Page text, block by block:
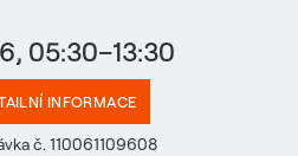
05:30–13:30
INFORMACE
č. 110061109608